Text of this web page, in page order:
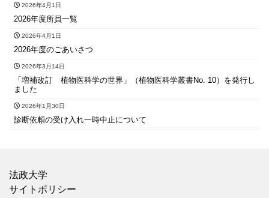
2026年4月1日
2026年度所員一覧
2026年4月1日
2026年度のごあいさつ
2026年3月14日
「増補改訂 植物医科学の世界」（植物医科学叢書No. 10）を発行し
ました
2026年1月30日
診断依頼の受け入れ一時中止について
法政大学
サイトポリシー